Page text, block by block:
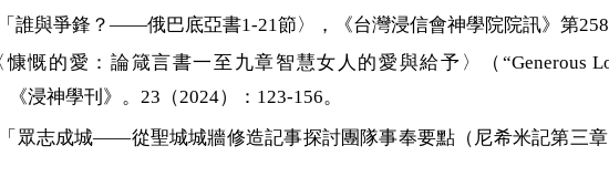
誰與爭鋒？——俄巴底亞書1-21節〉，《台灣浸信會神學院院訊》第258
慨的愛：論箴言書一至九章智慧女人的愛與給予〉（“Generous
《浸神學刊》。23（2024）：123-156。
眾志成城——從聖城城牆修造記事探討團隊事奉要點（尼希米記第三